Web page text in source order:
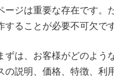
ージは重要な存在です。
することが必要不可欠です
ずは、お客様がどのよう
の説明、価格、特徴、利